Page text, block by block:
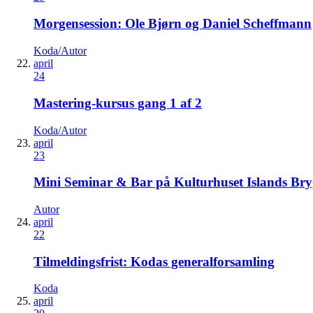
Morgensession: Ole Bjørn og Daniel Scheffmann
Koda/Autor
april
24
Mastering-kursus gang 1 af 2
Koda/Autor
april
23
Mini Seminar & Bar på Kulturhuset Islands
Autor
april
22
Tilmeldingsfrist: Kodas generalforsamling
Koda
april